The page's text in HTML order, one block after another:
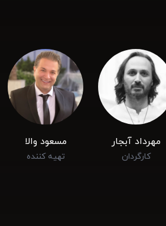
مهرداد آبجار
کارگردان
مسعود والا
تهیه کننده